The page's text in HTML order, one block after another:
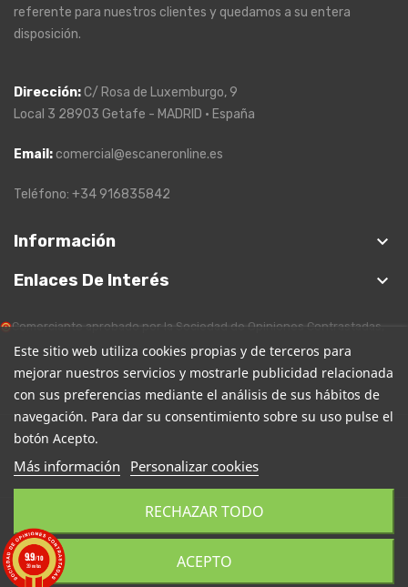
referente para nuestros clientes y quedamos a su entera
disposición.
Dirección:C/ Rosa de Luxemburgo, 9
Local 3 28903 Getafe - MADRID · España
Email: comercial@escaneronline.es
Teléfono: +34 916835842
Información keyboard_arrow_down
Enlaces De Interés keyboard_arrow_down
Comerciante aprobado por la Sociedad de Opiniones Contrastadas,
haga clic aquí para mostrar el certificado.
Este sitio web utiliza cookies propias y de terceros para
mejorar nuestros servicios y mostrarle publicidad relacionada
con sus preferencias mediante el análisis de sus hábitos de
navegación. Para dar su consentimiento sobre su uso pulse el
botón Acepto.
Más información Personalizar cookies
RECHAZAR TODO
ACEPTO
Copyright EscanerOnline. Todos los derechos reservados.
9.9/10
39 notas